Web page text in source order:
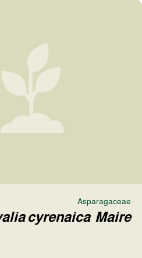
Asparagaceae
cyrenaica Maire &…